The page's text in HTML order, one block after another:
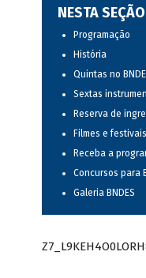
NESTA SEÇÃO
Programação
História
Quintas no
Sextas
Reserva de
Filmes e
Receba a
Concursos para
Galeria BNDES